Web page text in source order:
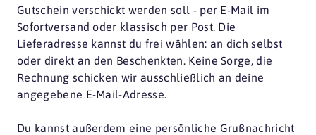
Gutschein verschickt werden soll - per E-Mail im
Sofortversand oder klassisch per Post. Die
Lieferadresse kannst du frei wählen: an dich selbst
oder direkt an den Beschenkten. Keine Sorge, die
Rechnung schicken wir ausschließlich an deine
angegebene E-Mail-Adresse.
Du kannst außerdem eine persönliche Grußnachricht